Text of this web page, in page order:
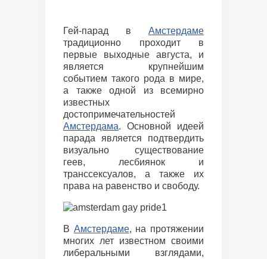
Гей-парад в Амстердаме
традиционно проходит в
первые выходные августа, и
является крупнейшим
событием такого рода в мире,
а также одной из всемирно
известных
достопримечательностей
Амстердама. Основной идеей
парада является подтвердить
визуально существование
геев, лесбиянок и
транссексуалов, а также их
права на равенство и свободу.
В Амстердаме, на протяжении
многих лет известном своими
либеральными взглядами,